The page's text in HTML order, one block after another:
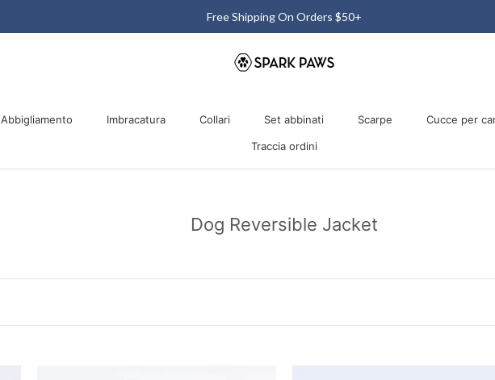
Free Shipping On Orders $50+
Abbigliamento Imbracatura Collari Set abbinati Scarpe Cucce per
Traccia ordini
Dog Reversible Jacket